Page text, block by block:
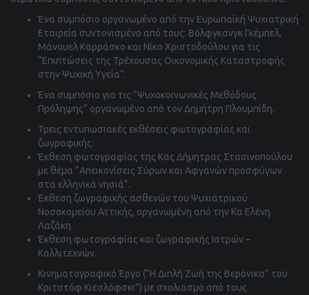
Ένα συμπόσιο οργανωμένο από την Ευρωπαϊκή Ψυχιατρική
Εταιρεία συντονισμένο από τους: Βόλφγκανγκ Γκέμπελ,
Μάνουελ Καρράσκο και Νίκο Χριστοδούλου για τις
“Επιπτώσεις της Τρέχουσας Οικονομικής Καταστροφής
στην Ψυχική Υγεία“.
Ένα συμπόσιο για τις “Ψυχοκοινωνικές Μεθόδους
Πρόληψης“ οργανωμένο από τον Δημήτρη Πλουμπίδη.
Τρεις εντυπωσιακές εκθέσεις φωτογραφίας και
ζωγραφικής:
Έκθεση φωτογραφίας της Κας Δήμητρας Στασινοπούλου
με θέμα “Aπεικονίσεις Σύρων και Αφγανών προσφύγων
στα ελληνικά νησιά”.
Έκθεση ζωγραφικής ασθενών του Ψυχιατρικού
Νοσοκομείου Αττικής, οργανωμένη από την Κα Ελένη
Λαζάκη.
Έκθεση φωτογραφίας και ζωγραφικής Ιατρών –
Καλλιτεχνών.
Κινηματογραφικό Έργο (“Η Διπλή Ζωή της Βερόνικα” του
Κριτστόφ Κιεσλόφσκι”) με σχολιασμό από τους